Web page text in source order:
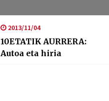
2013/11/04
10ETATIK AURRERA:
Autoa eta hiria